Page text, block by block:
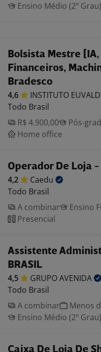
Ensino Médio (2º Grau)
Bolsista Mestre
Financeiros,
Bradesco
4,6 INSTITUTO
Todo Brasil
R$ 4.900,00
Pós-
Home office
Operador De Loja
4,2
Caedu
Todo Brasil
A combinar
Ensino
Presencial
Assistente
BRASIL
4,5 GRUPOAVENIDA
Todo Brasil
A combinar
Menos
Ensino Médio (2º Grau)
Caixa De Loja De